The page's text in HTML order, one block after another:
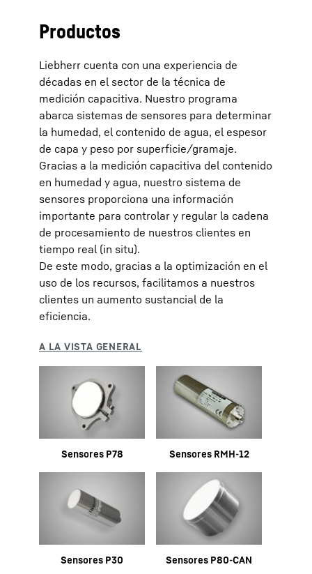
Productos
Liebherr cuenta con una experiencia de
décadas en el sector de la técnica de
medición capacitiva. Nuestro programa
abarca sistemas de sensores para determinar
la humedad, el contenido de agua, el espesor
de capa y peso por superficie/gramaje.
Gracias a la medición capacitiva del contenido
en humedad y agua, nuestro sistema de
sensores proporciona una información
importante para controlar y regular la cadena
de procesamiento de nuestros clientes en
tiempo real (in situ).
De este modo, gracias a la optimización en el
uso de los recursos, facilitamos a nuestros
clientes un aumento sustancial de la
eficiencia.
Sensores P78 Sensores RMH-12
Sensores P30 Sensores P80-CAN